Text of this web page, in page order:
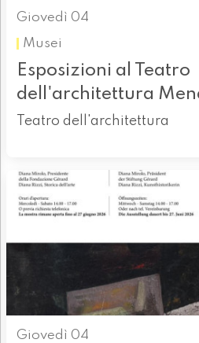
Giovedì 04
Musei
Esposizioni al Teatro
dell'architettura
Teatro dell'architettura
Giovedì 04